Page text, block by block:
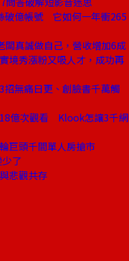
破億帳號 它如何一年衝265
闆真誠做自己，營收增加6成
境秀漲粉又吸人才，成功再
無痛日更、創臉書千萬觸
億次觀看 Klook怎讓3千網
巨頭千間單人房搶市
了
悲觀共存